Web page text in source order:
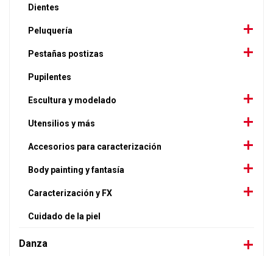
Dientes
Peluquería
Pestañas postizas
Pupilentes
Escultura y modelado
Utensilios y más
Accesorios para caracterización
Body painting y fantasía
Caracterización y FX
Cuidado de la piel
Danza